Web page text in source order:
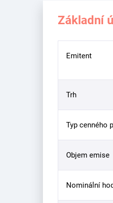
Základní
Emitent
Trh
Typ cenného
Objem emise
Nominální